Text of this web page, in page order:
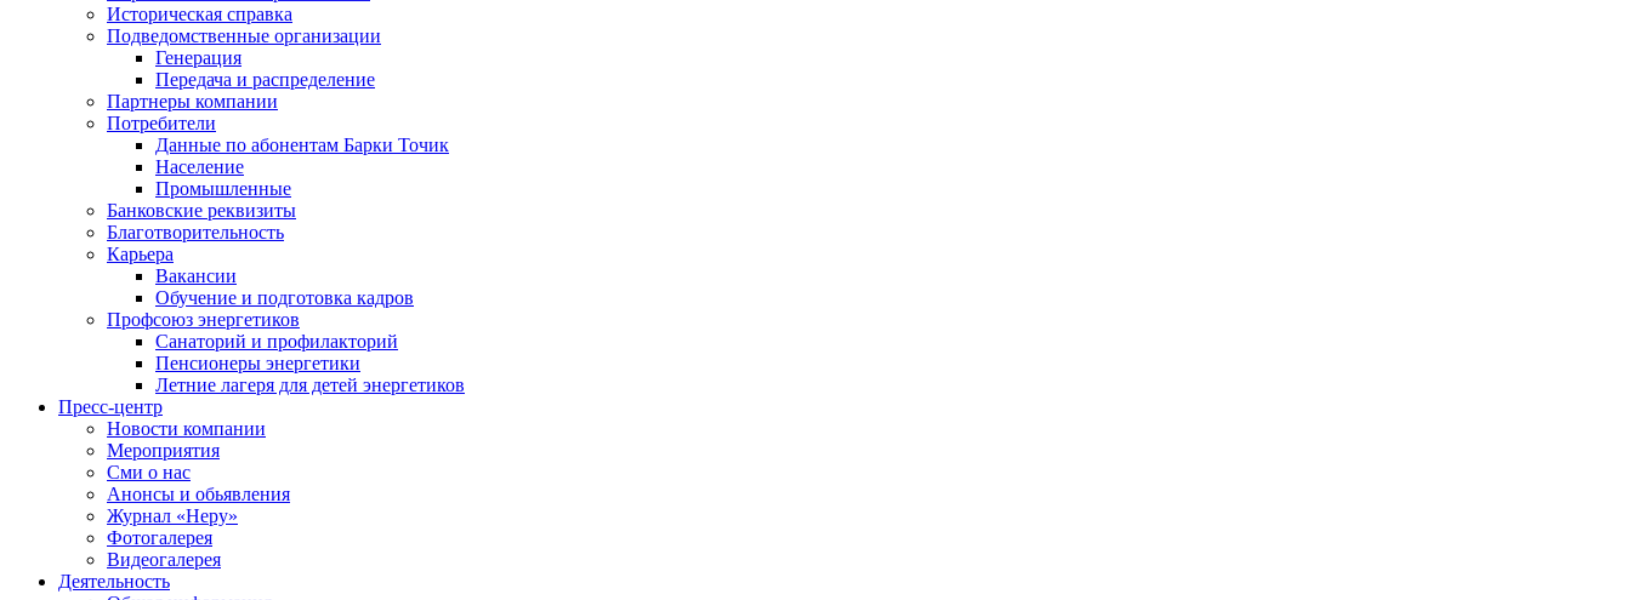
Историческая справка
Подведомственные организации
Генерация
Передача и распределение
Партнеры компании
Потребители
Данные по абонентам Барки Точик
Население
Промышленные
Банковские реквизиты
Благотворительность
Карьера
Вакансии
Обучение и подготовка кадров
Профсоюз энергетиков
Санаторий и профилакторий
Пенсионеры энергетики
Летние лагеря для детей энергетиков
Пресс-центр
Новости компании
Мероприятия
Сми о нас
Анонсы и обьявления
Журнал «Неру»
Фотогалерея
Видеогалерея
Деятельность